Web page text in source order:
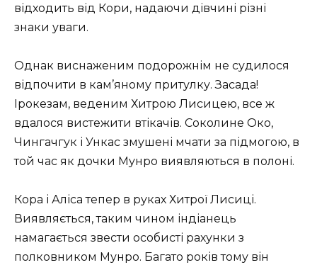
відходить від Кори, надаючи дівчині різні
знаки уваги.
Однак виснаженим подорожнім не судилося
відпочити в кам’яному притулку. Засада!
Ірокезам, веденим Хитрою Лисицею, все ж
вдалося вистежити втікачів. Соколине Око,
Чингачгук і Ункас змушені мчати за підмогою, в
той час як дочки Мунро виявляються в полоні.
Кора і Аліса тепер в руках Хитрої Лисиці.
Виявляється, таким чином індіанець
намагається звести особисті рахунки з
полковником Мунро. Багато років тому він